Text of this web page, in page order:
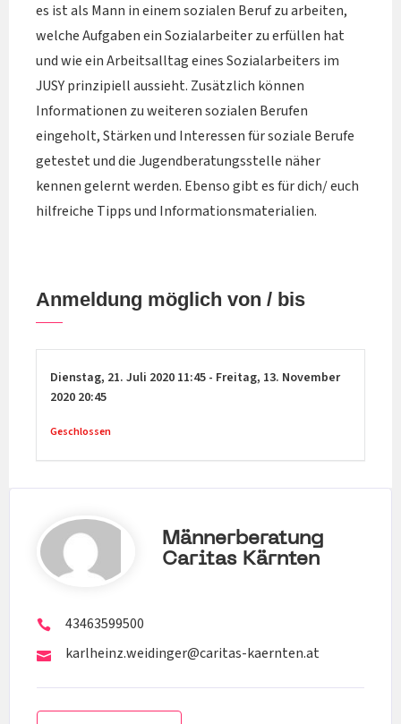
es ist als Mann in einem sozialen Beruf zu arbeiten,
welche Aufgaben ein Sozialarbeiter zu erfüllen hat
und wie ein Arbeitsalltag eines Sozialarbeiters im
JUSY prinzipiell aussieht. Zusätzlich können
Informationen zu weiteren sozialen Berufen
eingeholt, Stärken und Interessen für soziale Berufe
getestet und die Jugendberatungsstelle näher
kennen gelernt werden. Ebenso gibt es für dich/ euch
hilfreiche Tipps und Informationsmaterialien.
Anmeldung möglich von / bis
Dienstag, 21. Juli 2020 11:45 - Freitag, 13. November
2020 20:45
Geschlossen
Männerberatung
Caritas Kärnten
43463599500
karlheinz.weidinger@caritas-kaernten.at